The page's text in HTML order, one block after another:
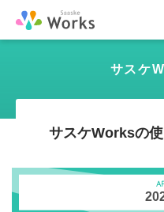
サスケ
サスケWorksの